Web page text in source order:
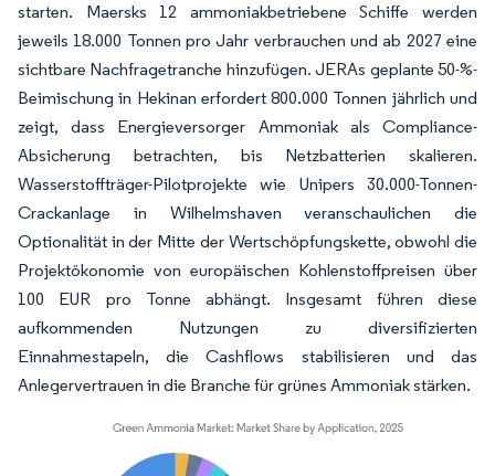
starten. Maersks 12 ammoniakbetriebene Schiffe werden
jeweils 18.000 Tonnen pro Jahr verbrauchen und ab 2027 eine
sichtbare Nachfragetranche hinzufügen. JERAs geplante 50-%-
Beimischung in Hekinan erfordert 800.000 Tonnen jährlich und
zeigt, dass Energieversorger Ammoniak als Compliance-
Absicherung betrachten, bis Netzbatterien skalieren.
Wasserstoffträger-Pilotprojekte wie Unipers 30.000-Tonnen-
Crackanlage in Wilhelmshaven veranschaulichen die
Optionalität in der Mitte der Wertschöpfungskette, obwohl die
Projektökonomie von europäischen Kohlenstoffpreisen über
100 EUR pro Tonne abhängt. Insgesamt führen diese
aufkommenden Nutzungen zu diversifizierten
Einnahmestapeln, die Cashflows stabilisieren und das
Anlegervertrauen in die Branche für grünes Ammoniak stärken.